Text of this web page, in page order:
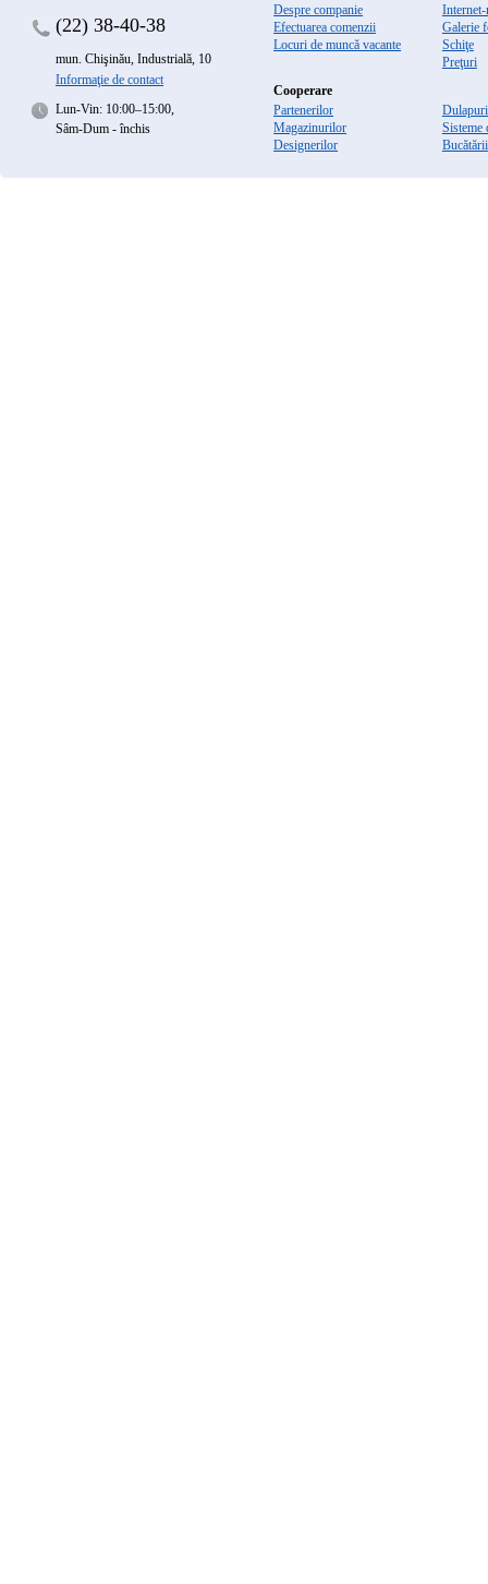
(22) 38-40-38
mun. Chişinău, Industrială, 10
Informaţie de contact
Lun-Vin: 10:00–15:00,
Sâm-Dum - închis
Despre companie
Efectuarea comenzii
Locuri de muncă vacante
Internet-
Galerie
Schiţe
Preţuri
Cooperare
Partenerilor
Magazinurilor
Designerilor
Sisteme
Bucătării